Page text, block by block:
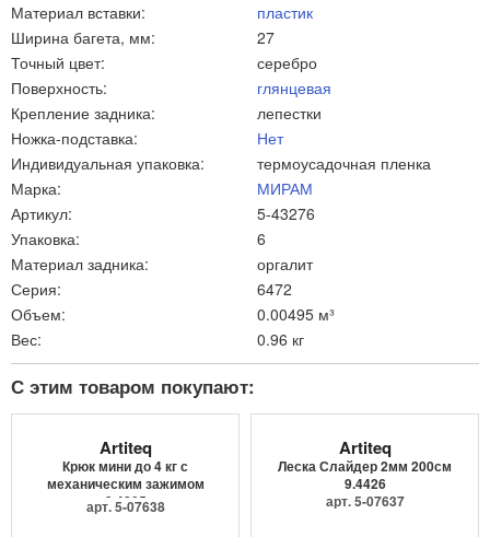
Материал вставки:
пластик
Ширина багета, мм:
27
Точный цвет:
серебро
Поверхность:
глянцевая
Крепление задника:
лепестки
Ножка-подставка:
Нет
Индивидуальная упаковка:
термоусадочная пленка
Марка:
МИРАМ
Артикул:
5-43276
Упаковка:
6
Материал задника:
оргалит
Серия:
6472
Объем:
0.00495 м³
Вес:
0.96 кг
С этим товаром покупают:
Artiteq
Крюк мини до 4 кг с
механическим зажимом
9.4205
арт. 5-07638
Artiteq
Леска Слайдер 2мм 200см
9.4426
арт. 5-07637